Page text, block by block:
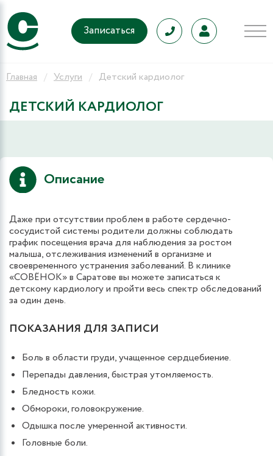
Записаться
Главная Услуги Детский кардиолог
ДЕТСКИЙ КАРДИОЛОГ
Описание
Даже при отсутствии проблем в работе сердечно-
сосудистой системы родители должны соблюдать
график посещения врача для наблюдения за ростом
малыша, отслеживания изменений в организме и
своевременного устранения заболеваний. В клинике
«СОВЁНОК» в Саратове вы можете записаться к
детскому кардиологу и пройти весь спектр обследований
за один день.
ПОКАЗАНИЯ ДЛЯ ЗАПИСИ
Боль в области груди, учащенное сердцебиение.
Перепады давления, быстрая утомляемость.
Бледность кожи.
Обмороки, головокружение.
Одышка после умеренной активности.
Головные боли.